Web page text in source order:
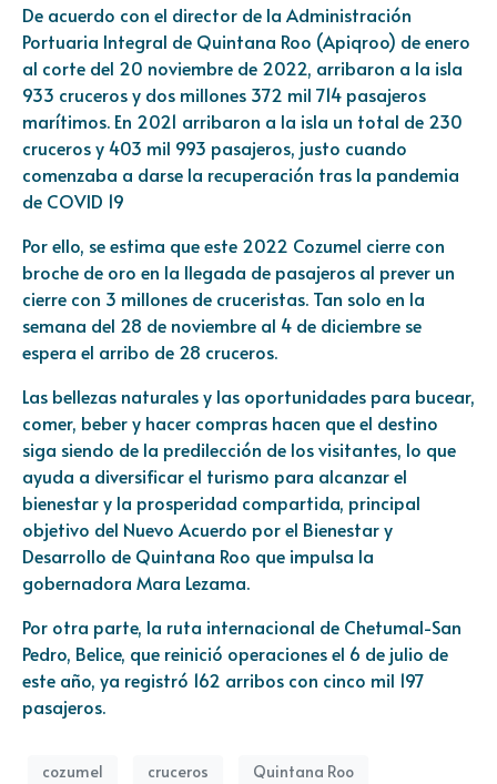
De acuerdo con el director de la Administración
Portuaria Integral de Quintana Roo (Apiqroo) de enero
al corte del 20 noviembre de 2022, arribaron a la isla
933 cruceros y dos millones 372 mil 714 pasajeros
marítimos. En 2021 arribaron a la isla un total de 230
cruceros y 403 mil 993 pasajeros, justo cuando
comenzaba a darse la recuperación tras la pandemia
de COVID 19
Por ello, se estima que este 2022 Cozumel cierre con
broche de oro en la llegada de pasajeros al prever un
cierre con 3 millones de cruceristas. Tan solo en la
semana del 28 de noviembre al 4 de diciembre se
espera el arribo de 28 cruceros.
Las bellezas naturales y las oportunidades para bucear,
comer, beber y hacer compras hacen que el destino
siga siendo de la predilección de los visitantes, lo que
ayuda a diversificar el turismo para alcanzar el
bienestar y la prosperidad compartida, principal
objetivo del Nuevo Acuerdo por el Bienestar y
Desarrollo de Quintana Roo que impulsa la
gobernadora Mara Lezama.
Por otra parte, la ruta internacional de Chetumal-San
Pedro, Belice, que reinició operaciones el 6 de julio de
este año, ya registró 162 arribos con cinco mil 197
pasajeros.
cozumel cruceros
Quintana Roo